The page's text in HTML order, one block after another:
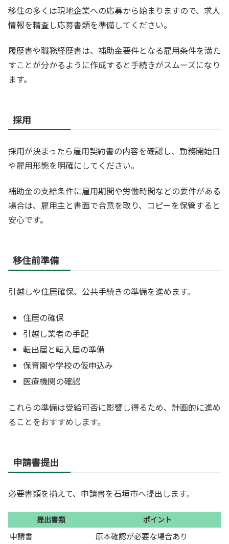
移住の多くは現地企業への応募から始まりますので、求人
情報を精査し応募書類を準備してください。
履歴書や職務経歴書は、補助金要件となる雇用条件を満た
すことが分かるように作成すると手続きがスムーズになり
ます。
採用
採用が決まったら雇用契約書の内容を確認し、勤務開始日
や雇用形態を明確にしてください。
補助金の支給条件に雇用期間や労働時間などの要件がある
場合は、雇用主と書面で合意を取り、コピーを保管すると
安心です。
移住前準備
引越しや住居確保、公共手続きの準備を進めます。
住居の確保
引越し業者の手配
転出届と転入届の準備
保育園や学校の仮申込み
医療機関の確認
これらの準備は受給可否に影響し得るため、計画的に進め
ることをおすすめします。
申請書提出
必要書類を揃えて、申請書を石垣市へ提出します。
提出書類 ポイント
申請書
原本確認が必要な場合あり